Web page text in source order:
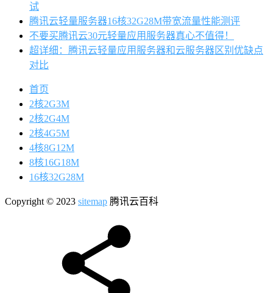
试
腾讯云轻量服务器16核32G28M带宽流量性能测评
不要买腾讯云30元轻量应用服务器真心不值得！
超详细：腾讯云轻量应用服务器和云服务器区别优缺点
对比
首页
2核2G3M
2核2G4M
2核4G5M
4核8G12M
8核16G18M
16核32G28M
Copyright © 2023 sitemap 腾讯云百科